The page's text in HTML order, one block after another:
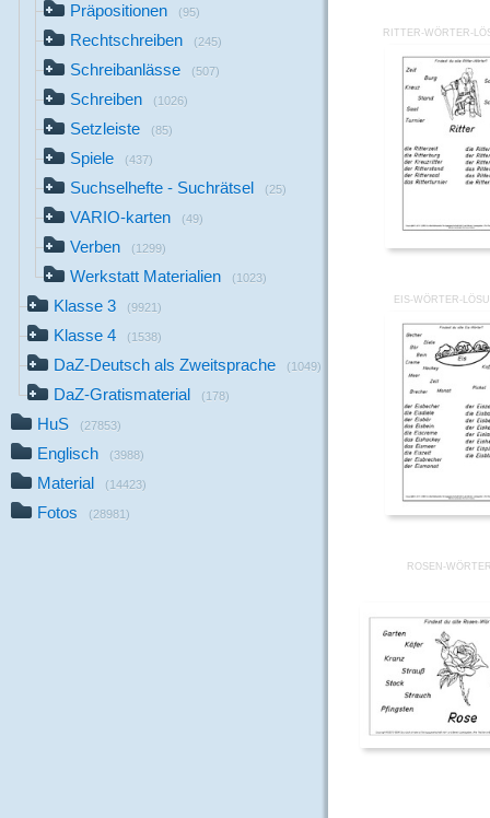
Präpositionen (95)
Rechtschreiben (245)
Schreibanlässe (507)
Schreiben (1026)
Setzleiste (85)
Spiele (437)
Suchselhefte - Suchrätsel (25)
VARIO-karten (49)
Verben (1299)
Werkstatt Materialien (1023)
Klasse 3 (9921)
Klasse 4 (1538)
DaZ-Deutsch als Zweitsprache (1049)
DaZ-Gratismaterial (178)
HuS (27853)
Englisch (3988)
Material (14423)
Fotos (28981)
RITTER-WÖRTER-
EIS-WÖRTER-
ROSEN-